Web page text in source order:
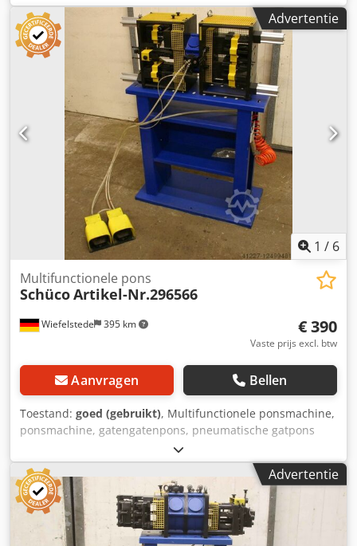
2000 mm - Prijs: compleet - Afmetingen: 2215/100/H1000
mm - Gewicht: 10 kg
Advertentie
1 / 6
Wiefelstede 395 km
Multifunctionele pons
SchücoArtikel-Nr.296566
€ 390
Vaste prijs excl. btw
Aanvragen Bellen
Toestand: goed (gebruikt), Multifunctionele ponsmachine,
ponsmachine, gatengatenpons, pneumatische gatpons
Dsdpjn Sru Hefx Adqjkr - pneumatisch aangedreven
Advertentie